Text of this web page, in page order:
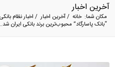
آخرین اخبار
مکان شما: خانه /آخرین اخبار / اخبار نظام بانکی
“بانک پاسارگاد” محبوب‌ترین برند بانکی ایران